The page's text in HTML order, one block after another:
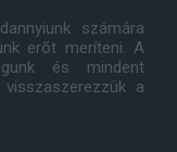
számára
erõt meríteni. A
és mindent
a